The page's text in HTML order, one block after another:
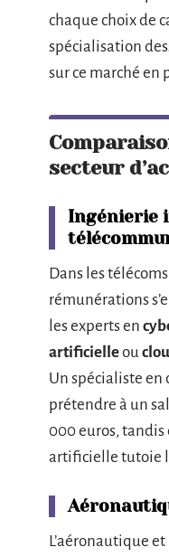
chaque choix de
spécialisation
sur ce marché
secteur
Ingénierie
Dans les
rémunérations
les experts en
artificielleou
Un spécialiste en
prétendre à un
000 euros,
artificielle tutoie
L’aéronautique